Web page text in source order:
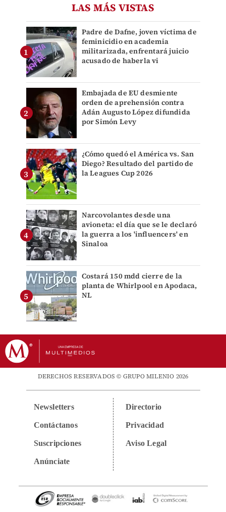
LAS MÁS VISTAS
Padre de Dafne, joven víctima de
feminicidio en academia
militarizada, enfrentará juicio
acusado de haberla vi
Embajada de EU desmiente
orden de aprehensión contra
Adán Augusto López difundida
por Simón Levy
¿Cómo quedó el América vs. San
Diego? Resultado del partido de
la Leagues Cup 2026
Narcovolantes desde una
avioneta: el día que se le declaró
la guerra a los 'influencers' en
Sinaloa
Costará 150 mdd cierre de la
planta de Whirlpool en Apodaca,
NL
DERECHOS RESERVADOS © GRUPO MILENIO 2026
Newsletters
Contáctanos
Suscripciones
Anúnciate
Directorio
Privacidad
Aviso Legal